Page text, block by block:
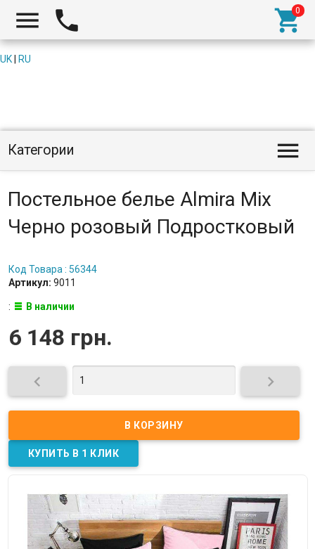
  
UK RU
Категории 
Постельное белье Almira Mix
Черно розовый Подростковый
Код Товара : 56344
Артикул: 9011
: В наличии
6 148 грн.
 